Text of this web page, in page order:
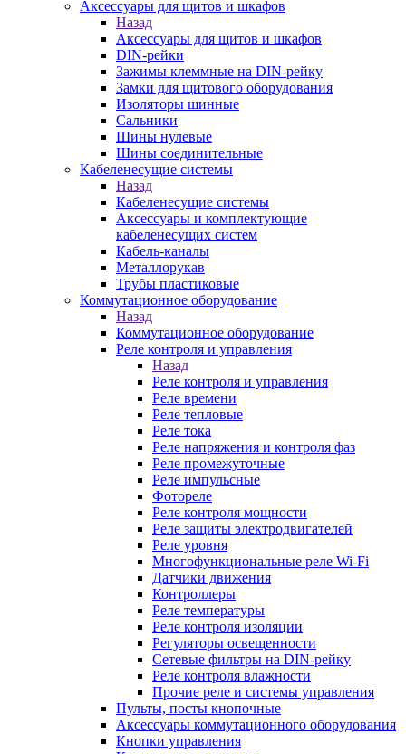
Аксессуары для щитов и шкафов
Назад
Аксессуары для щитов и шкафов
DIN-рейки
Зажимы клеммные на DIN-рейку
Замки для щитового оборудования
Изоляторы шинные
Сальники
Шины нулевые
Шины соединительные
Кабеленесущие системы
Назад
Кабеленесущие системы
Аксессуары и комплектующие
кабеленесущих систем
Кабель-каналы
Металлорукав
Трубы пластиковые
Коммутационное оборудование
Назад
Коммутационное оборудование
Реле контроля и управления
Назад
Реле контроля и управления
Реле времени
Реле тепловые
Реле тока
Реле напряжения и контроля фаз
Реле промежуточные
Реле импульсные
Фотореле
Реле контроля мощности
Реле защиты электродвигателей
Реле уровня
Многофункциональные реле Wi-Fi
Датчики движения
Контроллеры
Реле температуры
Реле контроля изоляции
Регуляторы освещенности
Сетевые фильтры на DIN-рейку
Реле контроля влажности
Прочие реле и системы управления
Пульты, посты кнопочные
Аксессуары коммутационного оборудования
Кнопки управления